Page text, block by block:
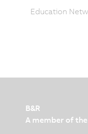
Education
B&R
A member of the